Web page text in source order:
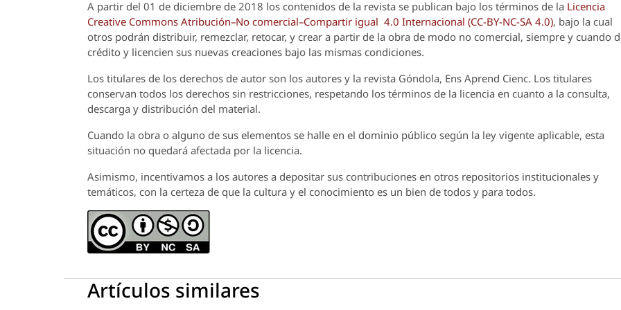
A partir del 01 de diciembre de 2018 los contenidos de la revista se publican bajo los términos de la Licencia
Creative Commons Atribución–No comercial–Compartir igual 4.0 Internacional (CC-BY-NC-SA 4.0), bajo la cual
otros podrán distribuir, remezclar, retocar, y crear a partir de la obra de modo no comercial, siempre y cuando
crédito y licencien sus nuevas creaciones bajo las mismas condiciones.
Los titulares de los derechos de autor son los autores y la revista Góndola, Ens Aprend Cienc. Los titulares
conservan todos los derechos sin restricciones, respetando los términos de la licencia en cuanto a la consulta,
descarga y distribución del material.
Cuando la obra o alguno de sus elementos se halle en el dominio público según la ley vigente aplicable, esta
situación no quedará afectada por la licencia.
Asimismo, incentivamos a los autores a depositar sus contribuciones en otros repositorios institucionales y
temáticos, con la certeza de que la cultura y el conocimiento es un bien de todos y para todos.
Artículos similares